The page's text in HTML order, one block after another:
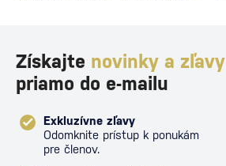
Získajte novinky a zľavy
priamo do e-mailu
Exkluzívne zľavy
Odomknite prístup k ponukám
pre členov.